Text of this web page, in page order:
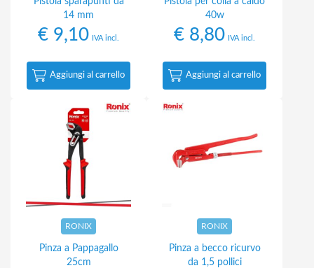
14 mm
€ 9,10 IVA incl.
Aggiungi al carrello
40w
€ 8,80 IVA incl.
Aggiungi al carrello
RONIX
Pinza a Pappagallo
25cm
RONIX
Pinza a becco ricurvo
da 1,5 pollici